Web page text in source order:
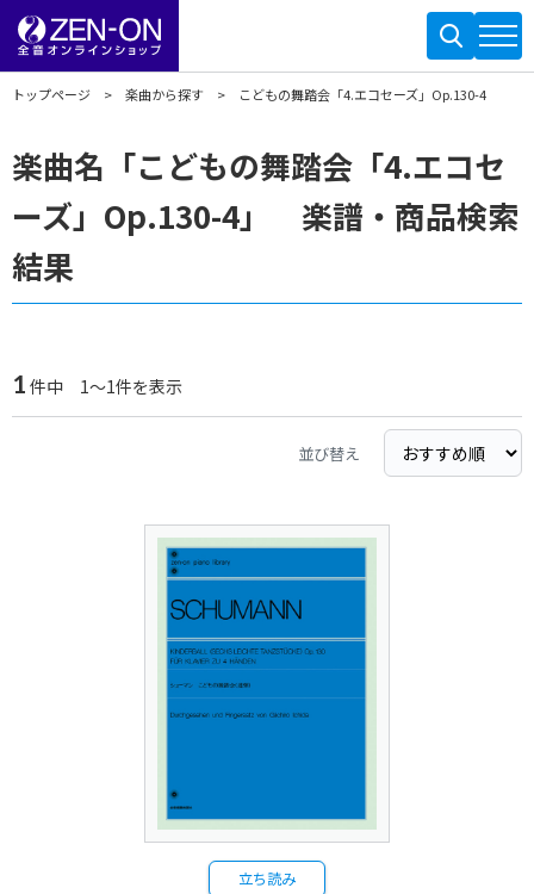
トップページ 楽曲から探す こどもの舞踏会「4.エコセーズ」Op.130-4
楽曲名「こどもの舞踏会「4.エコセ
ーズ」Op.130-4」 楽譜・商品検索
結果
1 件中 1～1件を表示
並び替え
立ち読み